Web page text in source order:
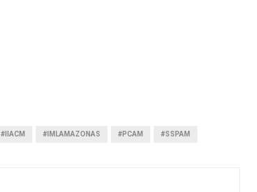
#IIACM #IMLAMAZONAS #PCAM #SSPAM